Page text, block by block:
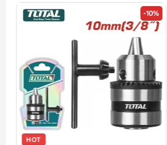
-10%
HOT